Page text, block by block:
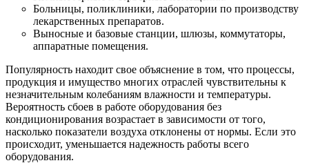
Больницы, поликлиники, лаборатории по производству
лекарственных препаратов.
Выносные и базовые станции, шлюзы, коммутаторы,
аппаратные помещения.
Популярность находит свое объяснение в том, что процессы,
продукция и имущество многих отраслей чувствительны к
незначительным колебаниям влажности и температуры.
Вероятность сбоев в работе оборудования без
кондиционирования возрастает в зависимости от того,
насколько показатели воздуха отклонены от нормы. Если это
происходит, уменьшается надежность работы всего
оборудования.